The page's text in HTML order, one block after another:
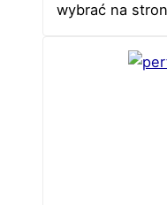
wybrać na